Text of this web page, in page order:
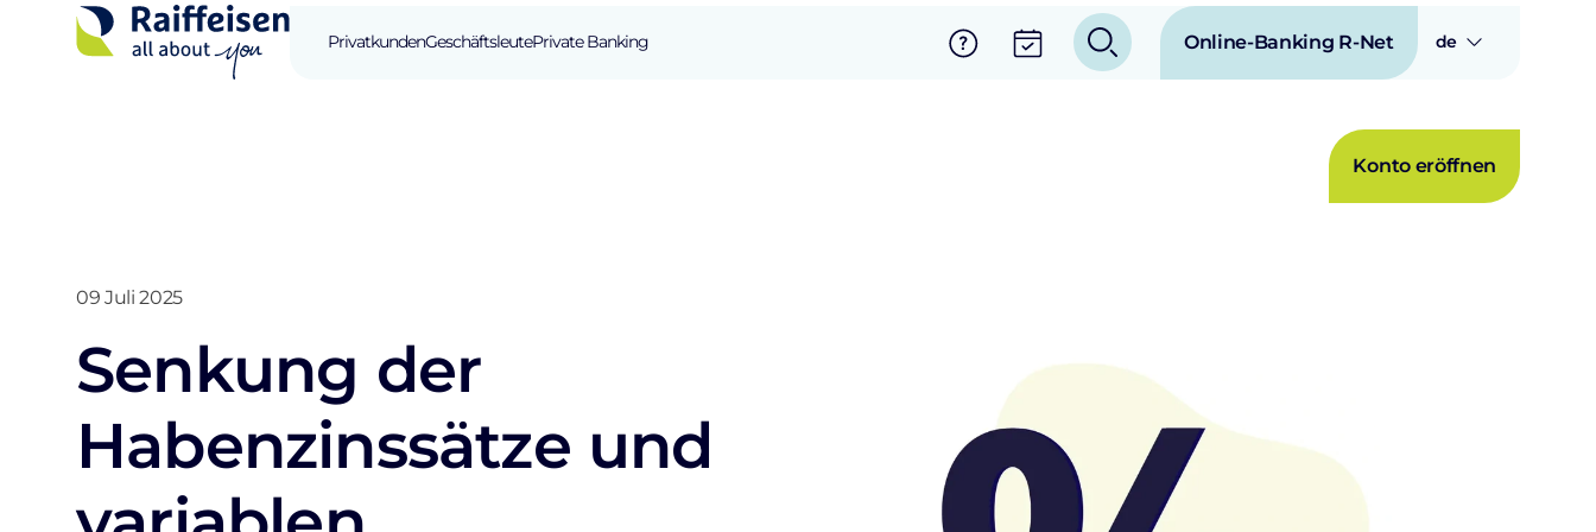
PrivatkundenGeschäftsleutePrivate Banking Online-Banking R-Net de
Konto eröffnen
09 Juli 2025
Senkung der
Habenzinssätze und